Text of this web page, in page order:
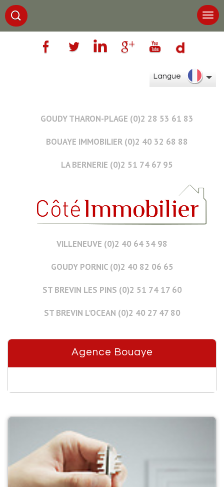
Langue
GOUDY THARON-PLAGE (0)2 28 53 61 83
BOUAYE IMMOBILIER (0)2 40 32 68 88
LA BERNERIE (0)2 51 74 67 95
VILLENEUVE (0)2 40 64 34 98
GOUDY PORNIC (0)2 40 82 06 65
ST BREVIN LES PINS (0)2 51 74 17 60
ST BREVIN L'OCEAN (0)2 40 27 47 80
Agence Bouaye